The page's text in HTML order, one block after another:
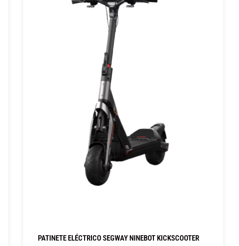
PATINETE ELÉCTRICO SEGWAY NINEBOT KICKSCOOTER